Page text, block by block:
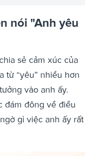
nói "Anh yêu
sẻ cảm xúc của
từ “yêu” nhiều hơn
vào anh ấy.
đám đông về điều
gì việc anh ấy rất